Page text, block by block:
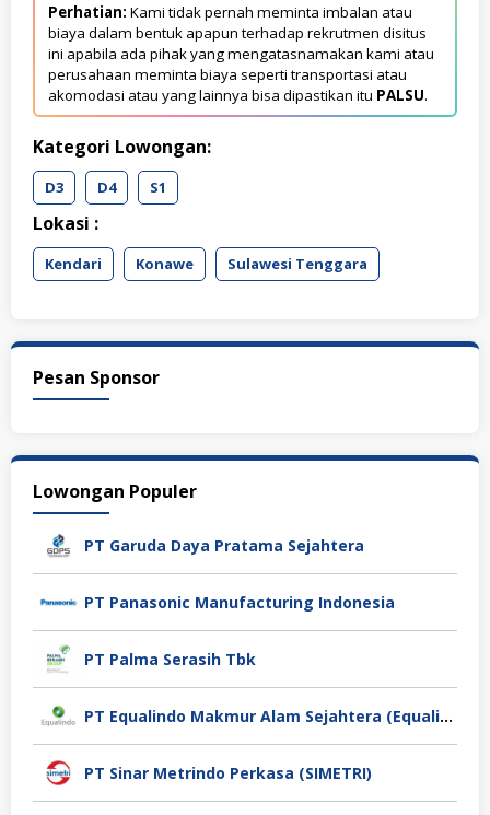
Perhatian: Kami tidak pernah meminta imbalan atau
biaya dalam bentuk apapun terhadap rekrutmen disitus
ini apabila ada pihak yang mengatasnamakan kami atau
perusahaan meminta biaya seperti transportasi atau
akomodasi atau yang lainnya bisa dipastikan itu PALSU.
Kategori Lowongan:
D3 D4 S1
Lokasi :
Kendari Konawe Sulawesi Tenggara
Pesan Sponsor
Lowongan Populer
PT Garuda Daya Pratama Sejahtera
PT Panasonic Manufacturing Indonesia
PT Palma Serasih Tbk
PT Equalindo Makmur Alam Sejahtera (Equalindo Group)
PT Sinar Metrindo Perkasa (SIMETRI)